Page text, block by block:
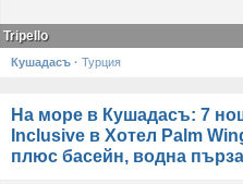
Tripello
Кушадасъ · Турция
На море в Кушадасъ: 7
Inclusive в Хотел Palm
плюс басейн, водна